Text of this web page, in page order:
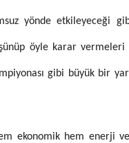
yönde etkileyeceği
öyle karar vermeleri
gibi büyük bir
ekonomik hem enerji